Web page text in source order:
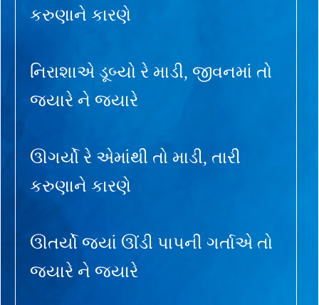
કરુણાને કારણે
નિરાશાએ ડૂબ્યો રે માડી, જીવનમાં તો
જ્યારે ને જ્યારે
ઊગર્યો રે એમાંથી તો માડી, તારી
કરુણાને કારણે
ઊતર્યો જ્યાં ઊંડી પાપની ગર્તાએ તો
જ્યારે ને જ્યારે